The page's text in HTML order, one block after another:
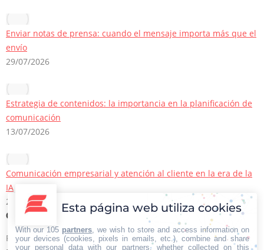
Enviar notas de prensa: cuando el mensaje importa más que el
envío
29/07/2026
Estrategia de contenidos: la importancia en la planificación de
comunicación
13/07/2026
Comunicación empresarial y atención al cliente en la era de la
IA
22/06/2026
Contacto Iberian Press
Principales vías de contacto:
Esta página web utiliza cookies
With our 105 partners , we wish to store and access information on
your devices (cookies, pixels in emails, etc.), combine and share
your personal data with our partners, whether collected on this